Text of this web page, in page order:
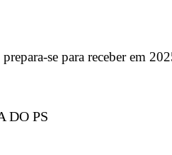
se para receber em
DO PS